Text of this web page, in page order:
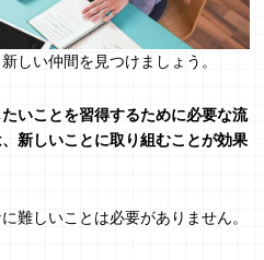
しい仲間を見つけましょう。
いことを習得するために必要な流
新しいことに取り組むことが効果
難しいことは必要がありません。